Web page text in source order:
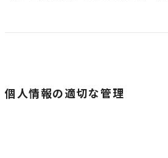
個人情報の適切な管理